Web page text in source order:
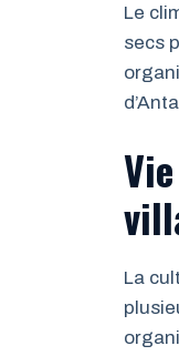
Le
secs
La